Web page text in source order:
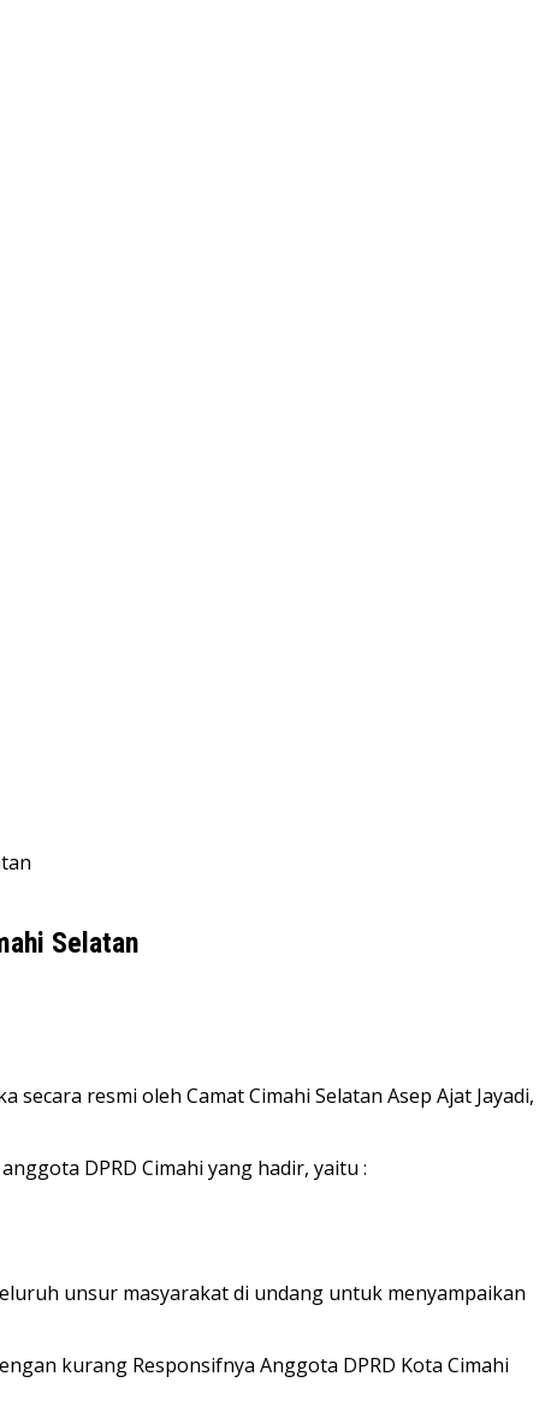
Selatan
resmi oleh Camat Cimahi Selatan Asep Ajat Jayadi,
DPRD Cimahi yang hadir, yaitu :
unsur masyarakat di undang untuk menyampaikan
kurang Responsifnya Anggota DPRD Kota Cimahi